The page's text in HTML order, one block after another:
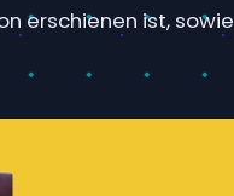
erschienen ist, sowie